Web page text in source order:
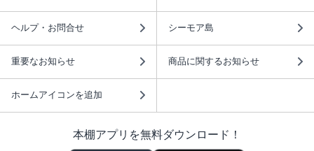
ヘルプ・お問合せ シーモア島
重要なお知らせ 商品に関するお知らせ
ホームアイコンを追加
本棚アプリを無料ダウンロード！